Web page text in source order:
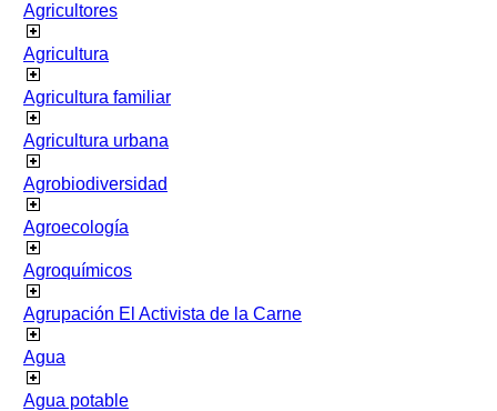
Agricultores
Agricultura
Agricultura familiar
Agricultura urbana
Agrobiodiversidad
Agroecología
Agroquímicos
Agrupación El Activista de la Carne
Agua
Agua potable